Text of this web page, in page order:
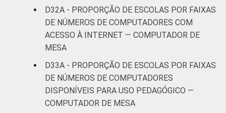
D32A - PROPORÇÃO DE ESCOLAS POR FAIXAS
DE NÚMEROS DE COMPUTADORES COM
ACESSO À INTERNET — COMPUTADOR DE
MESA
D33A - PROPORÇÃO DE ESCOLAS POR FAIXAS
DE NÚMEROS DE COMPUTADORES
DISPONÍVEIS PARA USO PEDAGÓGICO —
COMPUTADOR DE MESA